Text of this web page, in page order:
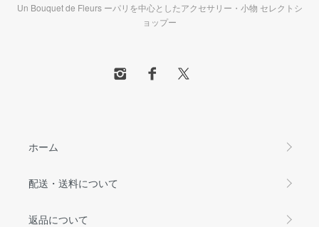
Un Bouquet de Fleurs ーパリを中心としたアクセサリー・小物 セレクトシ
ョップー
ホーム
配送・送料について
返品について